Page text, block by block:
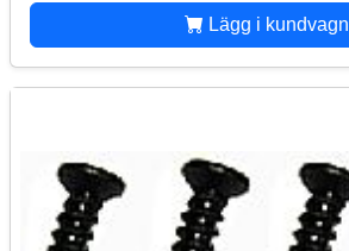
Lägg i kundvagn